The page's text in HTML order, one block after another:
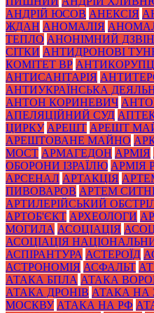
АНДРІЙ ЮСОВ АНЕКСІЯ
ЖДАН АНОМАЛІЯ
ТЕПЛО АНОНІМНИЙ
СІТКИ АНТИДРОНОВІ
КОМІТЕТ ВР
АНТИСАНІТАРІЯ
АНТИУКРАЇНСЬКА
АНТОН КОРИНЕВИЧ
АПЕЛЯЦІЙНИЙ СУД
ЦИРКУ АРЕШТ АРЕШТ
АРЕШТОВАНЕ МАЙНО
МОСТ АРМАГЕДОН АРМІЯ
ОБОРОНИ ІЗРАЇЛЮ АРМІЯ
АРСЕНАЛ АРТАКЦІЯ
ПИВОВАРОВ АРТЕМ
АРТИЛЕРІЙСЬКИЙ
АРТОБ'ЄКТ АРХЕОЛОГИ
МОГИЛА АСОЦІАЦІЯ
АСОЦІАЦІЯ
АСПІРАНТУРА АСТЕРОЇД
АСТРОНОМІЯ АСФАЛЬТ
АТАКА БПЛА АТАКА
АТАКА ДРОНІВ АТАКА НА
МОСКВУ АТАКА НА РФ